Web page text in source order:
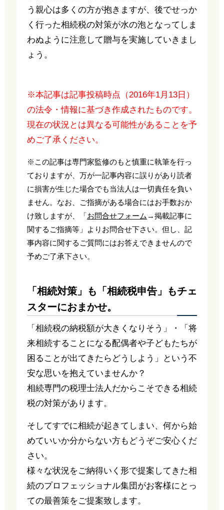
う親心は多くの方が抱きますが、後でせっか
く行った相続税の対策が水の泡となってしま
わぬように注意して贈与を実施していきまし
ょう。
※本記事は記事投稿時点（2016年1月13日）
の法令・情報に基づき作成されたものです。
現在の状況とは異なる可能性があることを予
めご了承ください。
※この記事は専門家監修のもと慎重に執筆を行っ
ておりますが、万が一記事内容に誤りがあり読者
に損害が生じた場合でも当法人は一切責任を負い
ません。なお、ご指摘がある場合にはお手数おか
け致しますが、「お問合せフォーム →掲載記事に
関するご指摘等」よりお問合せ下さい。但し、記
事内容に関するご質問にはお答えできませんので
予めご了承下さい。
「相続対策」も「相続税申告」もチェ
スターにおまかせ。
「相続税の納税額が大きくなりそう」・「将
来相続することになる配偶者や子どもたちが
困ることが出てきたらどうしよう」という不
安な思いを抱えていませんか？
相続専門の税理士法人だからこそできる相続
税の対策があります。
そしてすでに相続が起きてしまい、何から始
めていいか分からない方もどうぞご安心くだ
さい。
様々な状況をご納得いく形で提案してきた相
続のプロフェッショナル集団がお客様にとっ
ての最善策をご提案致します。